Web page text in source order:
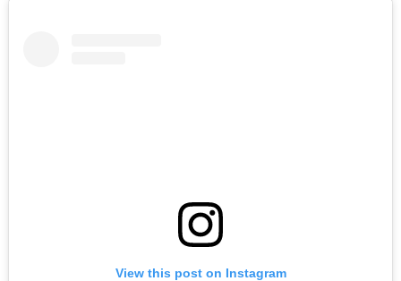
View this post on Instagram